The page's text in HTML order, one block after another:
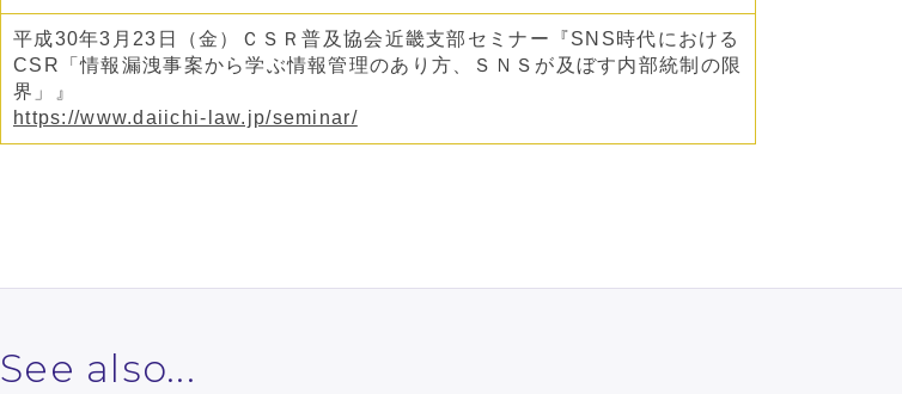
平成30年3月23日（金）ＣＳＲ普及協会近畿支部セミナー『SNS時代における
CSR「情報漏洩事案から学ぶ情報管理のあり方、ＳＮＳが及ぼす内部統制の限
界」』
https://www.daiichi-law.jp/seminar/
See also...